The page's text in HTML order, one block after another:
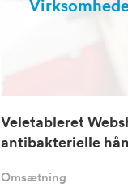
Veletableret
antibakterielle
Omsætning